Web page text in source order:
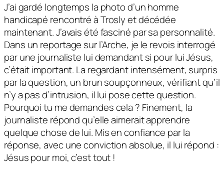
J’ai gardé longtemps la photo d’un homme
handicapé rencontré à Trosly et décédée
maintenant. J’avais été fasciné par sa personnalité.
Dans un reportage sur l’Arche, je le revois interrogé
par une journaliste lui demandant si pour lui Jésus,
c’était important. La regardant intensément, surpris
par la question, un brun soupçonneux, vérifiant qu’il
n’y a pas d’intrusion, il lui pose cette question.
Pourquoi tu me demandes cela ? Finement, la
journaliste répond qu’elle aimerait apprendre
quelque chose de lui. Mis en confiance par la
réponse, avec une conviction absolue, il lui répond :
Jésus pour moi, c’est tout !